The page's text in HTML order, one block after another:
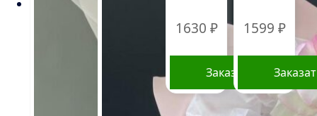
1630 ₽
Заказать
1599 ₽